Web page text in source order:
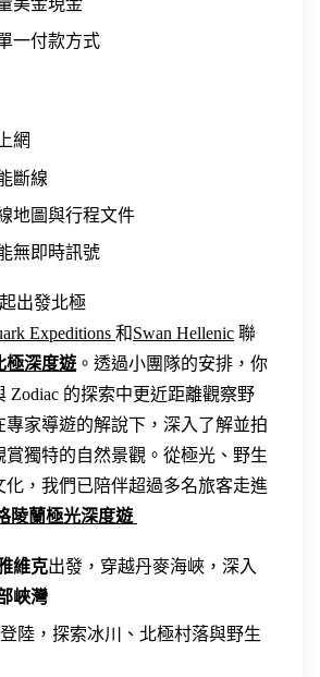
一付款方式
網
斷線
地圖與行程文件
無即時訊號
出發北極
Expeditions 和Swan Hellenic 聯
極深度遊 。透過小團隊的安排，你
Zodiac 的探索中更近距離觀察野
專家導遊的解說下，深入了解並拍
賞獨特的自然景觀。從極光、野生
化，我們已陪伴超過多名旅客走進
陵蘭極光深度遊
維克出發，穿越丹麥海峽，深入
峽灣
陸，探索冰川、北極村落與野生